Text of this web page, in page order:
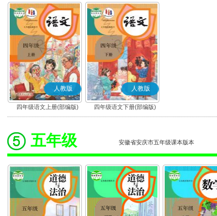
人教版
四年级语文上册(部编版)
人教版
四年级语文下册(部编版)
五年级 安徽省安庆市五年级课本版本